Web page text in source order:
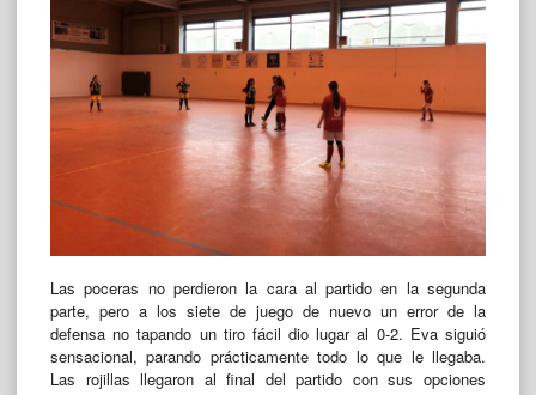
Las poceras no perdieron la cara al partido en la segunda
parte, pero a los siete de juego de nuevo un error de la
defensa no tapando un tiro fácil dio lugar al 0-2. Eva siguió
sensacional, parando prácticamente todo lo que le llegaba.
Las rojillas llegaron al final del partido con sus opciones